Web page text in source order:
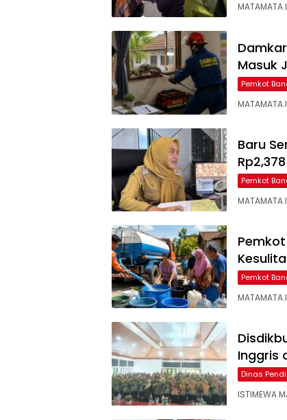
Masuk
Pemkot
Baru
Pemkot
Pemkot
Inggris
Dinas
ISTIMEWA